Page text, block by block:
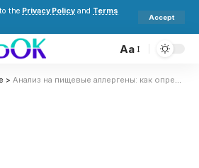
the Privacy Policy and Terms
Accept
Aa
> Анализ на пищевые аллергены: как определить истинные причины непереносимости и защитить здоровье